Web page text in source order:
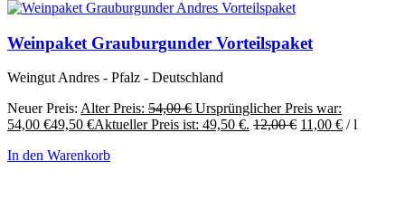
Weinpaket Grauburgunder Vorteilspaket
Weingut Andres - Pfalz - Deutschland
Neuer Preis: Alter Preis: 54,00€ Ursprünglicher Preis war:
54,00 €49,50 €Aktueller Preis ist: 49,50 €. 12,00€ 11,00 € /l
In den Warenkorb